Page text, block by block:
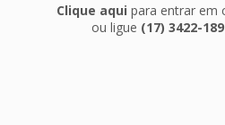
Clique aqui para entrar em
ou ligue (17) 3422-